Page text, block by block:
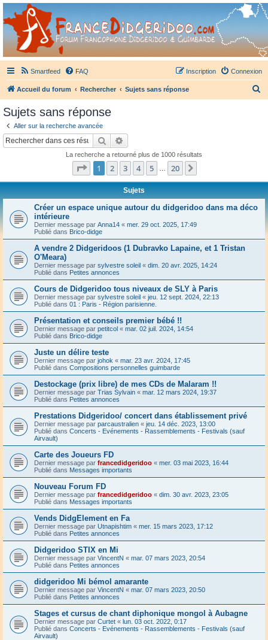
France Didgeridoo
Didgeridoo et Guimbarde sur France Didgeridoo - retrouvez la communauté.
Smartfeed FAQ Connexion
Inscription
Accueil du forum Rechercher Sujets sans réponse
Sujets sans réponse
Aller sur la recherche avancée
Rechercher
La recherche a retourné plus de 1000 résultats
Page 1sur20
1 2 3 4 5 20
Sujets
Créer un espace unique autour du didgeridoo dans ma déco
intérieure
Dernier message par Anna14 « mer. 29 oct. 2025, 17:49
Publié dans Brico-didge
A vendre 2 Didgeridoos (1 Dubravko Lapaine, et 1 Tristan
O'Meara)
Dernier message par sylvestre soleil « dim. 20 avr. 2025, 14:24
Publié dans Petites annonces
Cours de Didgeridoo tous niveaux de SLY à Paris
Dernier message par sylvestre soleil « jeu. 12 sept. 2024, 22:13
Publié dans 01 : Paris - Région parisienne.
Présentation et conseils premier bébé !!
Dernier message par petitcol « mar. 02 juil. 2024, 14:54
Publié dans Brico-didge
Juste un délire teste
Dernier message par johok « mar. 23 avr. 2024, 17:45
Publié dans Compositions personnelles guimbarde
Destockage (prix libre) de mes CDs de Malaram !!
Dernier message par Trias Sylvain « mar. 12 mars 2024, 19:37
Publié dans Petites annonces
Prestations Didgeridoo/ concert dans établissement privé
Dernier message par parcaustralien « jeu. 14 déc. 2023, 13:00
Publié dans Concerts - Evénements - Rassemblements - Festivals (sauf
Airvault)
Carte des Joueurs FD
Dernier message par francedidgeridoo « mer. 03 mai 2023, 16:44
Publié dans Messages importants
Nouveau Forum FD
Dernier message par francedidgeridoo « dim. 30 avr. 2023, 23:05
Publié dans Messages importants
Vends DidgElement en Fa
Dernier message par Utnapishtim « mer. 15 mars 2023, 17:12
Publié dans Petites annonces
Didgeridoo STIX en Mi
Dernier message par VincentN « mar. 07 mars 2023, 20:54
Publié dans Petites annonces
didgeridoo Mi bémol amarante
Dernier message par VincentN « mar. 07 mars 2023, 20:50
Publié dans Petites annonces
Stages et cursus de chant diphonique mongol à Aubagne
Dernier message par Curtet « lun. 03 oct. 2022, 0:17
Publié dans Concerts - Evénements - Rassemblements - Festivals (sauf
Airvault)